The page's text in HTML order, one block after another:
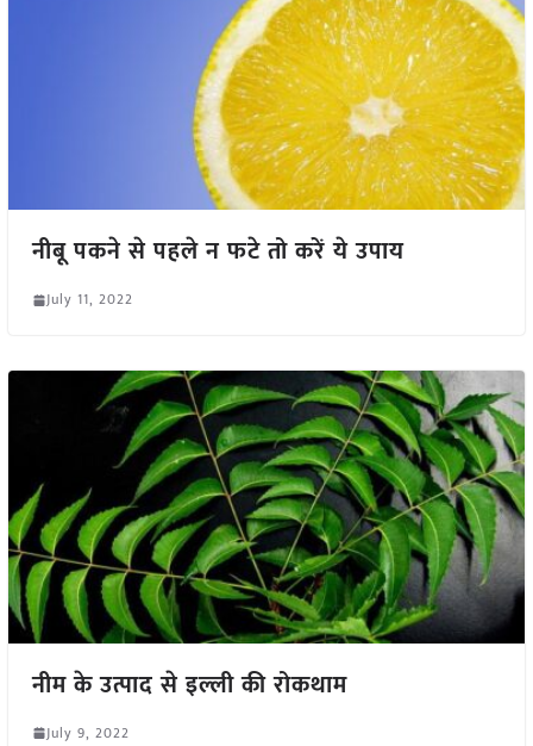
नीबू पकने से पहले न फटे तो करें ये उपाय
July 11, 2022
नीम के उत्पाद से इल्ली की रोकथाम
July 9, 2022